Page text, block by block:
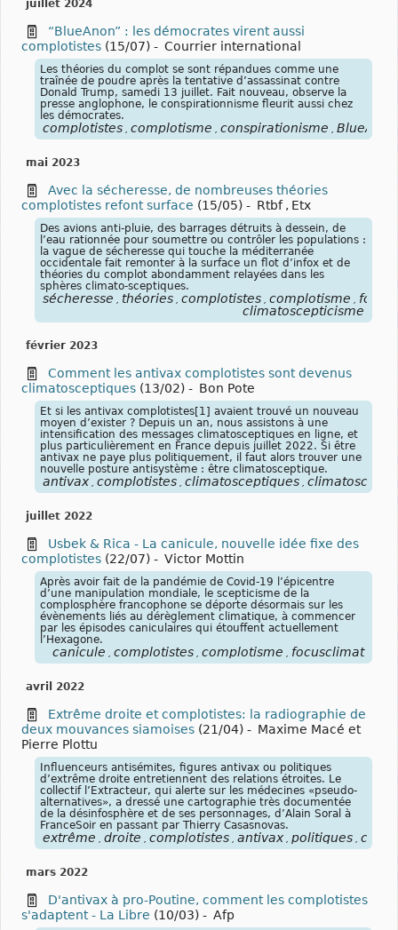
juillet 2024
“BlueAnon” : les démocrates virent aussi
complotistes (15/07) - Courrier international
Les théories du complot se sont répandues comme une
traînée de poudre après la tentative d’assassinat contre
Donald Trump, samedi 13 juillet. Fait nouveau, observe la
presse anglophone, le conspirationnisme fleurit aussi chez
les démocrates.
complotistes , complotisme , conspirationisme , BlueAnon
mai 2023
Avec la sécheresse, de nombreuses théories
complotistes refont surface (15/05) - Rtbf , Etx
Des avions anti-pluie, des barrages détruits à dessein, de
l’eau rationnée pour soumettre ou contrôler les populations :
la vague de sécheresse qui touche la méditerranée
occidentale fait remonter à la surface un flot d’infox et de
théories du complot abondamment relayées dans les
sphères climato-sceptiques.
sécheresse théories complotistes complotisme
climatoscepticisme
février 2023
Comment les antivax complotistes sont devenus
climatosceptiques (13/02) - Bon Pote
Et si les antivax complotistes[1] avaient trouvé un nouveau
moyen d’exister ? Depuis un an, nous assistons à une
intensification des messages climatosceptiques en ligne, et
plus particulièrement en France depuis juillet 2022. Si être
antivax ne paye plus politiquement, il faut alors trouver une
nouvelle posture antisystème : être climatosceptique.
antivax complotistes climatosceptiques
juillet 2022
Usbek & Rica - La canicule, nouvelle idée fixe des
complotistes (22/07) - Victor Mottin
Après avoir fait de la pandémie de Covid-19 l’épicentre
d’une manipulation mondiale, le scepticisme de la
complosphère francophone se déporte désormais sur les
évènements liés au dérèglement climatique, à commencer
par les épisodes caniculaires qui étouffent actuellement
l’Hexagone.
canicule complotistes complotisme focusclimat
avril 2022
Extrême droite et complotistes: la radiographie de
deux mouvances siamoises (21/04) - Maxime Macé et
Pierre Plottu
Influenceurs antisémites, figures antivax ou politiques
d’extrême droite entretiennent des relations étroites. Le
collectif l’Extracteur, qui alerte sur les médecines «pseudo-
alternatives», a dressé une cartographie très documentée
de la désinfosphère et de ses personnages, d’Alain Soral à
FranceSoir en passant par Thierry Casasnovas.
extrême droite complotistes antivax politiques
mars 2022
D'antivax à pro-Poutine, comment les complotistes
s'adaptent - La Libre (10/03) - Afp